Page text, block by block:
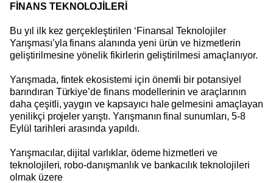
FİNANS TEKNOLOJİLERİ
Bu yıl ilk kez gerçekleştirilen ‘Finansal Teknolojiler
Yarışması’yla finans alanında yeni ürün ve hizmetlerin
geliştirilmesine yönelik fikirlerin geliştirilmesi amaçlanıyor.
Yarışmada, fintek ekosistemi için önemli bir potansiyel
barındıran Türkiye’de finans modellerinin ve araçlarının
daha çeşitli, yaygın ve kapsayıcı hale gelmesini amaçlayan
yenilikçi projeler yarıştı. Yarışmanın final sunumları, 5-8
Eylül tarihleri arasında yapıldı.
Yarışmacılar, dijital varlıklar, ödeme hizmetleri ve
teknolojileri, robo-danışmanlık ve bankacılık teknolojileri
olmak üzere